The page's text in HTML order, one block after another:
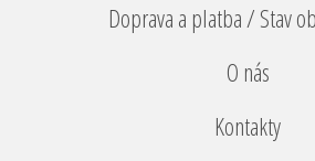
Doprava a platba / Stav
O nás
Kontakty